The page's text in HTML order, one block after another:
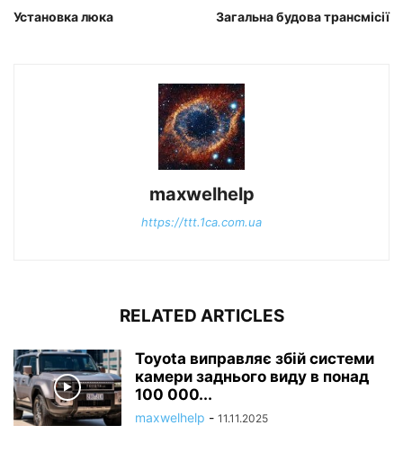
Установка люка Загальна будова трансмісії
maxwelhelp
https://ttt.1ca.com.ua
RELATED ARTICLES
Toyota виправляє збій системи
камери заднього виду в понад
100 000...
maxwelhelp - 11.11.2025